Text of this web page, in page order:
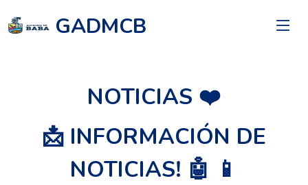
GADMCB
NOTICIAS ❤️
📩 INFORMACIÓN DE
NOTICIAS! 🤖 📱